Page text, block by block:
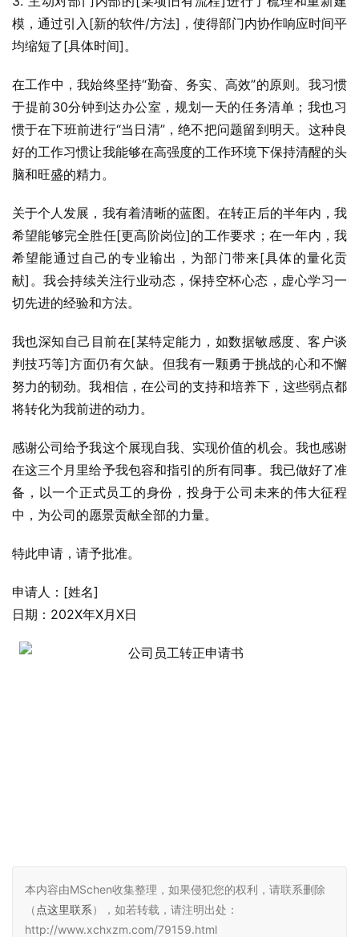
模，通过引入[新的软件/方法]，使得部门内协作响应时间平
均缩短了[具体时间]。
在工作中，我始终坚持“勤奋、务实、高效”的原则。我习惯
于提前30分钟到达办公室，规划一天的任务清单；我也习
惯于在下班前进行“当日清”，绝不把问题留到明天。这种良
好的工作习惯让我能够在高强度的工作环境下保持清醒的头
脑和旺盛的精力。
关于个人发展，我有着清晰的蓝图。在转正后的半年内，我
希望能够完全胜任[更高阶岗位]的工作要求；在一年内，我
希望能通过自己的专业输出，为部门带来[具体的量化贡
献]。我会持续关注行业动态，保持空杯心态，虚心学习一
切先进的经验和方法。
我也深知自己目前在[某特定能力，如数据敏感度、客户谈
判技巧等]方面仍有欠缺。但我有一颗勇于挑战的心和不懈
努力的韧劲。我相信，在公司的支持和培养下，这些弱点都
将转化为我前进的动力。
感谢公司给予我这个展现自我、实现价值的机会。我也感谢
在这三个月里给予我包容和指引的所有同事。我已做好了准
备，以一个正式员工的身份，投身于公司未来的伟大征程
中，为公司的愿景贡献全部的力量。
特此申请，请予批准。
申请人：[姓名]
日期：202X年X月X日
本内容由MSchen收集整理，如果侵犯您的权利，请联系删除
（ 点这里联系），如若转载，请注明出处：
http://www.xchxzm.com/79159.html